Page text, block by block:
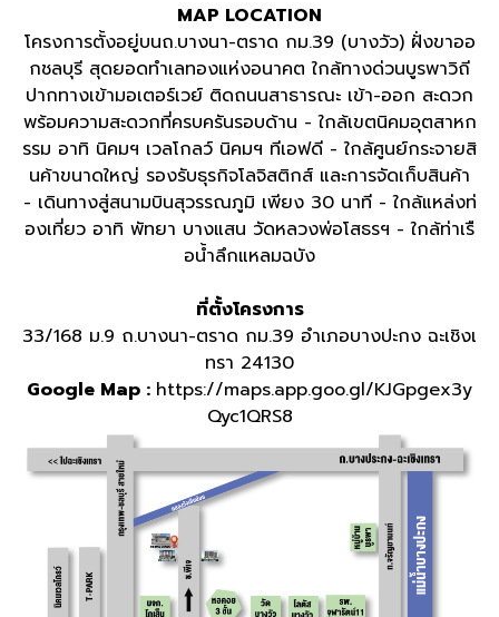
MAP LOCATION
โครงการตั้งอยู่บนถ.บางนา-ตราด กม.39 (บางวัว) ฝั่งขาออ
กชลบุรี สุดยอดทำเลทองแห่งอนาคต ใกล้ทางด่วนบูรพาวิถี
ปากทางเข้ามอเตอร์เวย์ ติดถนนสาธารณะ เข้า-ออก สะดวก
พร้อมความสะดวกที่ครบครันรอบด้าน -ใกล้เขตนิคมอุตสาหก
รรม อาทิ นิคมฯ เวลโกลว์ นิคมฯ ทีเอฟดี -ใกล้ศูนย์กระจายสิ
นค้าขนาดใหญ่ รองรับธุรกิจโลจิสติกส์ และการจัดเก็บสินค้า
- เดินทางสู่สนามบินสุวรรณภูมิ เพียง30 นาที-ใกล้แหล่งท่
องเที่ยว อาทิ พัทยา บางแสน วัดหลวงพ่อโสธรฯ -ใกล้ท่าเรื
อน้ำลึกแหลมฉบัง
ที่ตั้งโครงการ
33/168 ม.9 ถ.บางนา-ตราด กม.39 อำเภอบางปะกง ฉะเชิงเ
ทรา 24130
Google Map : https://maps.app.goo.gl/KJGpgex3y
Qyc1QRS8